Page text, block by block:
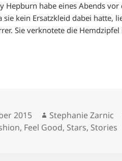
Hepburn habe eines Abends
sie kein Ersatzkleid dabei hatte,
Sie verknotete die
2015 Autor
Stephanie Zarnic
, Feel Good, Stars, Stories